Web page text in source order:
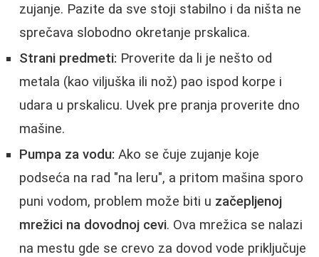
zujanje. Pazite da sve stoji stabilno i da ništa ne
sprečava slobodno okretanje prskalica.
Strani predmeti: Proverite da li je nešto od
metala (kao viljuška ili nož) pao ispod korpe i
udara u prskalicu. Uvek pre pranja proverite dno
mašine.
Pumpa za vodu: Ako se čuje zujanje koje
podseća na rad "na leru", a pritom mašina sporo
puni vodom, problem može biti u začepljenoj
mrežici na dovodnoj cevi. Ova mrežica se nalazi
na mestu gde se crevo za dovod vode priključuje